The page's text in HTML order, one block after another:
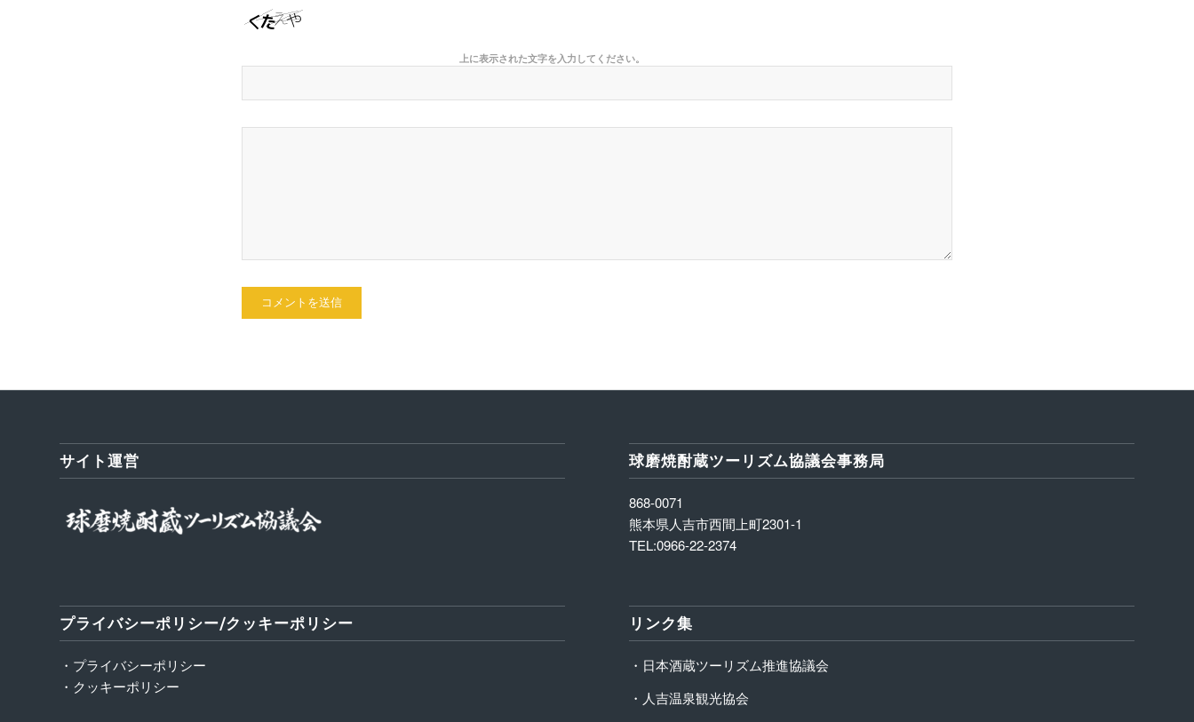
上に表示された文字を入力してください。
サイト運営
プライバシーポリシー/クッキーポリシー
・プライバシーポリシー
・クッキーポリシー
球磨焼酎蔵ツーリズム協議会事務局
868-0071
熊本県人吉市西間上町2301-1
TEL:0966-22-2374
リンク集
・日本酒蔵ツーリズム推進協議会
・人吉温泉観光協会